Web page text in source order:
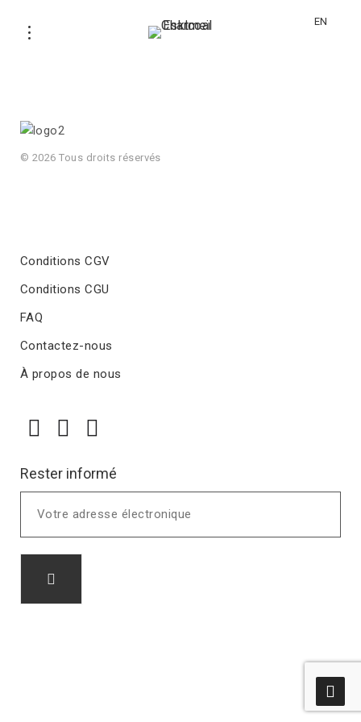
EN
© 2026 Tous droits réservés
Conditions CGV
Conditions CGU
FAQ
Contactez-nous
À propos de nous
Rester informé